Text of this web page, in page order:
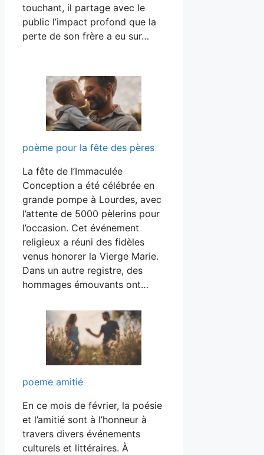
touchant, il partage avec le
public l’impact profond que la
perte de son frère a eu sur…
poème pour la fête des pères
La fête de l’Immaculée
Conception a été célébrée en
grande pompe à Lourdes, avec
l’attente de 5000 pèlerins pour
l’occasion. Cet événement
religieux a réuni des fidèles
venus honorer la Vierge Marie.
Dans un autre registre, des
hommages émouvants ont…
poeme amitié
En ce mois de février, la poésie
et l’amitié sont à l’honneur à
travers divers événements
culturels et littéraires. À